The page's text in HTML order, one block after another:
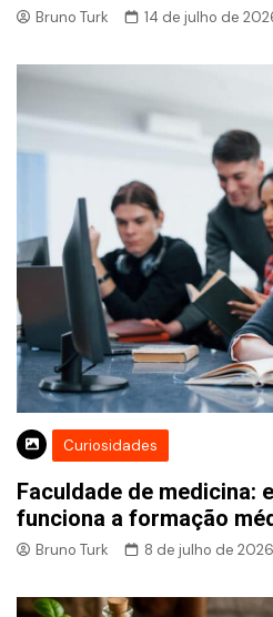
Bruno Turk 14 de julho de
Curiosidades
Faculdade de medicina:
funciona a formação
Bruno Turk 8 de julho de 2026